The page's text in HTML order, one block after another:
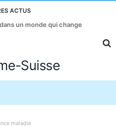
ACTUS
un monde qui change
maladie